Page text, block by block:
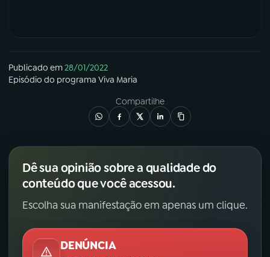
Publicado em28/01/2022
Episódio do programa Viva Maria
Compartilhe
Dê sua opinião sobre a qualidade do
conteúdo que você acessou.
Escolha sua manifestação em apenas um clique.
DENÚNCIA